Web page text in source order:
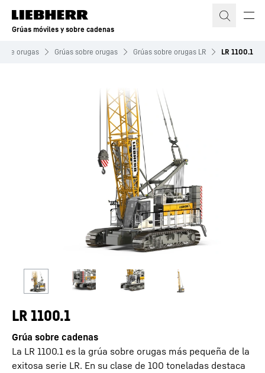
Grúas móviles y sobre cadenas
orugas Grúas sobre orugas Grúas sobre orugas LR LR 1100.1
LR 1100.1
Grúa sobre cadenas
La LR 1100.1 es la grúa sobre orugas más pequeña de la
exitosa serie LR. En su clase de 100 toneladas destaca